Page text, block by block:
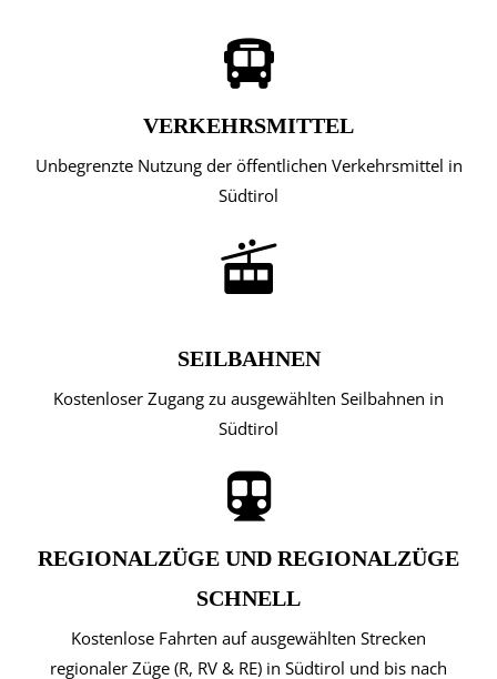
VERKEHRSMITTEL
Unbegrenzte Nutzung der öffentlichen Verkehrsmittel in
Südtirol
SEILBAHNEN
Kostenloser Zugang zu ausgewählten Seilbahnen in
Südtirol
REGIONALZÜGE UND REGIONALZÜGE
SCHNELL
Kostenlose Fahrten auf ausgewählten Strecken
regionaler Züge (R, RV & RE) in Südtirol und bis nach